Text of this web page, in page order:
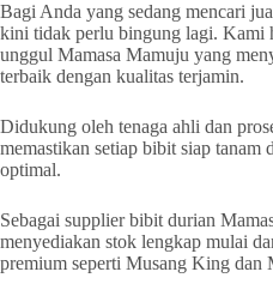
Bagi Anda yang sedang mencari
kini tidak perlu bingung lagi. Kami
unggul Mamasa Mamuju yang
terbaik dengan kualitas terjamin.
Didukung oleh tenaga ahli dan
memastikan setiap bibit siap tanam
optimal.
Sebagai supplier bibit durian
menyediakan stok lengkap mulai
premium seperti Musang King dan